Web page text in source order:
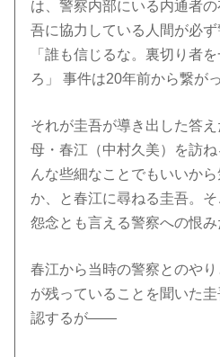
は、警察内部にいる内通者
吾に協力している人間が必ず
「誰も信じるな。裏切り者
ろ」 事件は20年前から繋
それが圭吾が導き出した答
母・春江（中村久美）を訪
んな些細なことでもいいか
か、と春江に尋ねる圭吾。
怨念とも言える警察への恨
春江から当時の警察とのや
が残っていることを聞いた
認するが――